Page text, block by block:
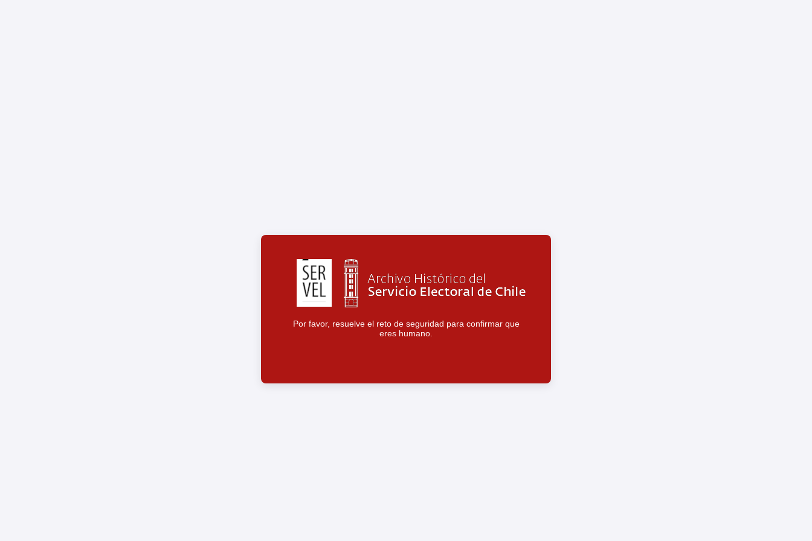
Por favor, resuelve el reto de seguridad para confirmar que
eres humano.